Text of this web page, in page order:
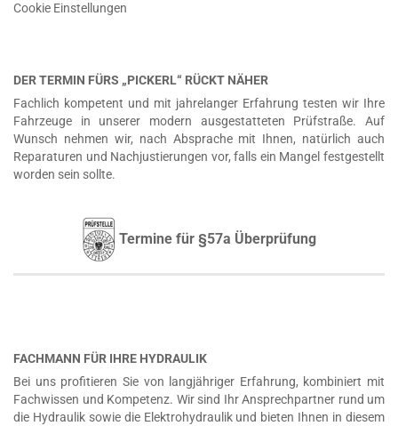
Cookie Einstellungen
DER TERMIN FÜRS „PICKERL“ RÜCKT NÄHER
Fachlich kompetent und mit jahrelanger Erfahrung testen wir Ihre
Fahrzeuge in unserer modern ausgestatteten Prüfstraße. Auf
Wunsch nehmen wir, nach Absprache mit Ihnen, natürlich auch
Reparaturen und Nachjustierungen vor, falls ein Mangel festgestellt
worden sein sollte.
Termine für §57a Überprüfung
FACHMANN FÜR IHRE HYDRAULIK
Bei uns profitieren Sie von langjähriger Erfahrung, kombiniert mit
Fachwissen und Kompetenz. Wir sind Ihr Ansprechpartner rund um
die Hydraulik sowie die Elektrohydraulik und bieten Ihnen in diesem